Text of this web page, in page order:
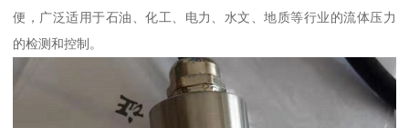
便，广泛适用于石油、化工、电力、水文、地质等行业的流体压力
的检测和控制。